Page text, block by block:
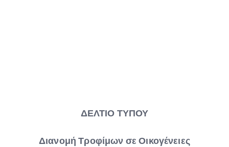
ΔΕΛΤΙΟ ΤΥΠΟΥ
Διανομή Τροφίμων σε Οικογένειες